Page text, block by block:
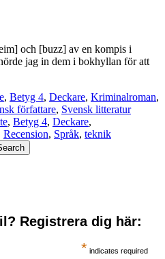
och [buzz] av en kompis i
jag in dem i bokhyllan för att
, Betyg 4, Deckare, Kriminalroman,
författare, Svensk litteratur
, Betyg 4, Deckare,
Recension, Språk, teknik
Registrera dig här:
* indicates required